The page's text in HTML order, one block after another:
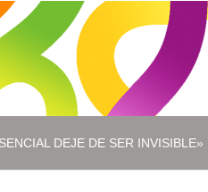
DEJE DE SER INVISIBLE»